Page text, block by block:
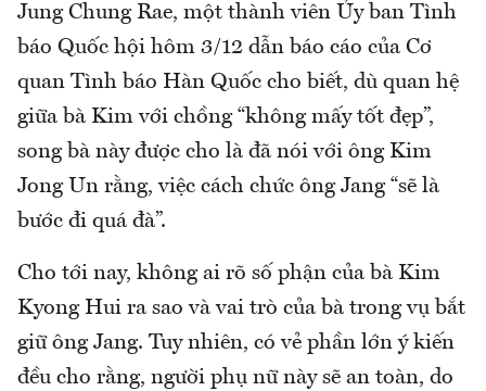
Jung Chung Rae, một thành viên Ủy ban Tình
báo Quốc hội hôm 3/12 dẫn báo cáo của Cơ
quan Tình báo Hàn Quốc cho biết, dù quan hệ
giữa bà Kim với chồng “không mấy tốt đẹp”,
song bà này được cho là đã nói với ông Kim
Jong Un rằng, việc cách chức ông Jang “sẽ là
bước đi quá đà”.
Cho tới nay, không ai rõ số phận của bà Kim
Kyong Hui ra sao và vai trò của bà trong vụ bắt
giữ ông Jang. Tuy nhiên, có vẻ phần lớn ý kiến
đều cho rằng, người phụ nữ này sẽ an toàn, do